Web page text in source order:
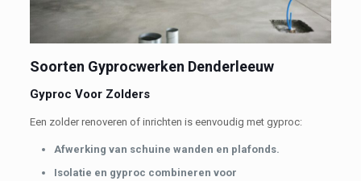
Soorten Gyprocwerken Denderleeuw
Gyproc Voor Zolders
Een zolder renoveren of inrichten is eenvoudig met gyproc:
Afwerking van schuine wanden en plafonds.
Isolatie en gyproc combineren voor